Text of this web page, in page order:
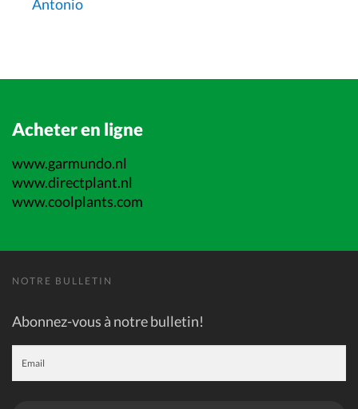
Antonio
Acheter en ligne
www.garmundo.nl
www.directplant.nl
www.coolplants.com
NOTRE BULLETIN
Abonnez-vous à notre bulletin!